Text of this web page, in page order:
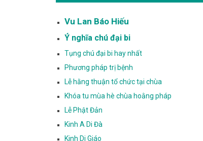
Vu Lan Báo Hiếu
Ý nghĩa chú đại bi
Tụng chú đại bi hay nhất
Phương pháp trị bệnh
Lễ hằng thuận tổ chức tại chùa
Khóa tu mùa hè chùa hoằng pháp
Lễ Phật Đản
Kinh A Di Đà
Kinh Di Giáo